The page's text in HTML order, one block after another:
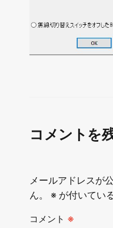
コメントを
メールアドレスが
ん。
※が付いてい
コメント ※